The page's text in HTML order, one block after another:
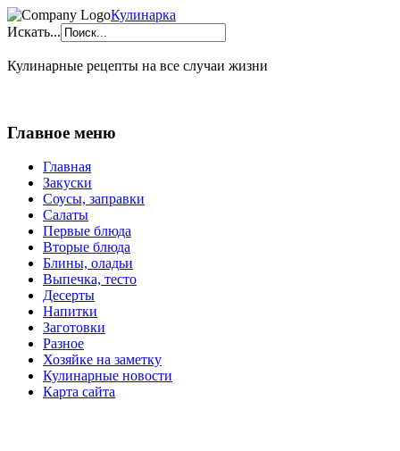
Кулинарка
Искать...
Кулинарные рецепты на все случаи жизни
Главное меню
Главная
Закуски
Соусы, заправки
Салаты
Первые блюда
Вторые блюда
Блины, оладьи
Выпечка, тесто
Десерты
Напитки
Заготовки
Разное
Хозяйке на заметку
Кулинарные новости
Карта сайта